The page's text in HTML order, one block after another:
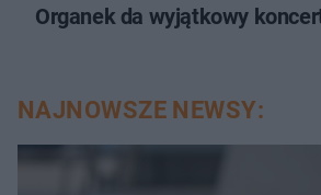
Organek da wyjątkowy
NAJNOWSZE NEWSY: